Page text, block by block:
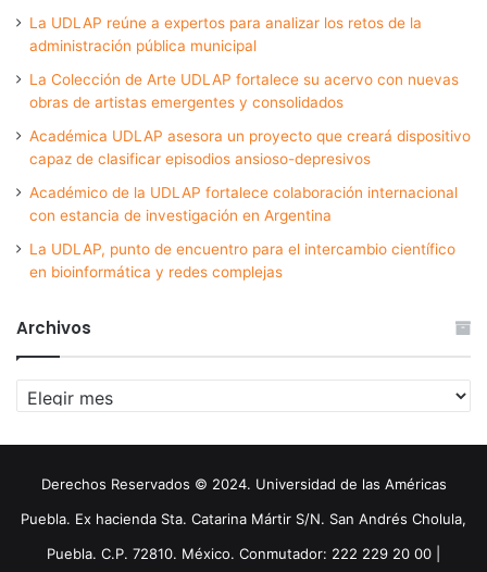
La UDLAP reúne a expertos para analizar los retos de la
administración pública municipal
La Colección de Arte UDLAP fortalece su acervo con nuevas
obras de artistas emergentes y consolidados
Académica UDLAP asesora un proyecto que creará dispositivo
capaz de clasificar episodios ansioso-depresivos
Académico de la UDLAP fortalece colaboración internacional
con estancia de investigación en Argentina
La UDLAP, punto de encuentro para el intercambio científico
en bioinformática y redes complejas
Archivos
Archivos
Derechos Reservados © 2024. Universidad de las Américas
Puebla. Ex hacienda Sta. Catarina Mártir S/N. San Andrés Cholula,
Puebla. C.P. 72810. México. Conmutador: 222 229 20 00 |